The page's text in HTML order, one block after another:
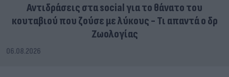
Αντιδράσεις στα social για το θάνατο του
κουταβιού που ζούσε με λύκους - Τι απαντά ο δρ
Ζωολογίας
06.08.2026